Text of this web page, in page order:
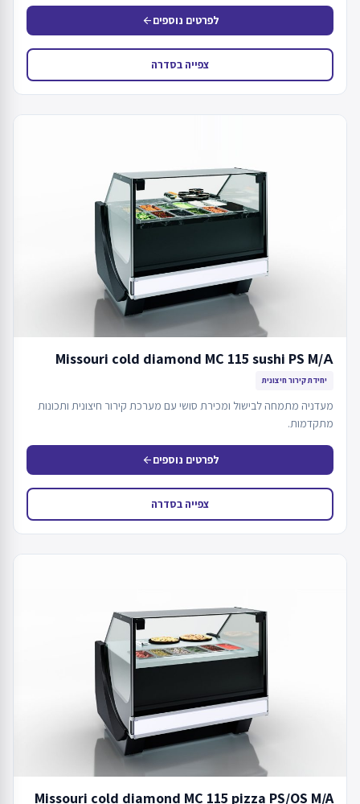
לפרטים נוספיםarrow_back
צפייה בסדרה
Missouri cold diamond MC 115 sushi PS M/А
יחידת קירור חיצונית
מעדניה מתמחה לבישול ומכירת סושי עם מערכת קירור חיצונית ותכונות
מתקדמות.
לפרטים נוספיםarrow_back
צפייה בסדרה
Missouri cold diamond MC 115 pizza PS/OS M/A